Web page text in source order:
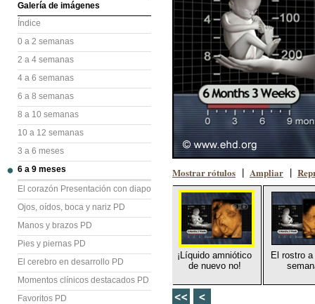
Galería de imágenes
Índice
0 a 2 semanas
2 a 4 semanas
4 a 6 semanas
6 a 8 semanas
8 a 10 semanas
10 a 12 semanas
3 a 6 meses
6 a 9 meses
El corazón Presentación con diapositivas (PD)
Ojos, oídos, boca y nariz PD
Manos y brazos PD
Pies y piernas PD
El cerebro en desarrollo PD
Momentos clínicos destacados PD
Favoritos PD
Mostrar rótulos Ampliar
¡Líquido amniótico
de nuevo no!
El rostro